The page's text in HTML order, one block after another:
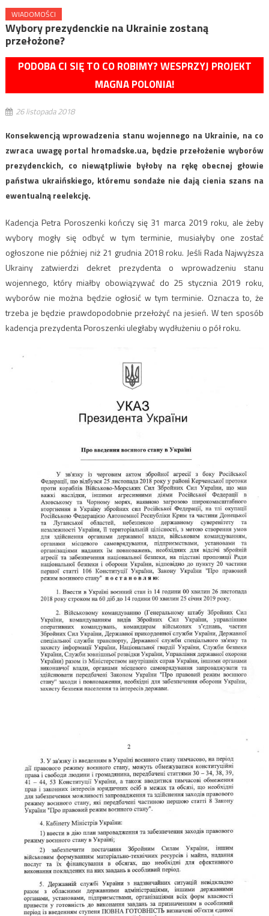
WIADOMOŚCI
Wybory prezydenckie na Ukrainie zostaną
przełożone?
PODOBA CI SIĘ TO CO ROBIMY? WESPRZYJ PROJEKT
MAGNA POLONIA!
26 listopada 2018
Konsekwencją wprowadzenia stanu wojennego na Ukrainie, na co
zwraca uwagę portal hromadske.ua, będzie przełożenie wyborów
prezydenckich, co niewątpliwie byłoby na rękę obecnej głowie
państwa ukraińskiego, któremu sondaże nie dają cienia szans na
ewentualną reelekcję.
Kadencja Petra Poroszenki kończy się 31 marca 2019 roku, ale żeby
wybory mogły się odbyć w tym terminie, musiałyby one zostać
ogłoszone nie później niż 21 grudnia 2018 roku. Jeśli Rada Najwyższa
Ukrainy zatwierdzi dekret prezydenta o wprowadzeniu stanu
wojennego, który miałby obowiązywać do 25 stycznia 2019 roku,
wyborów nie można będzie ogłosić w tym terminie. Oznacza to, że
trzeba je będzie prawdopodobnie przełożyć na jesień. W ten sposób
kadencja prezydenta Poroszenki uległaby wydłużeniu o pół roku.